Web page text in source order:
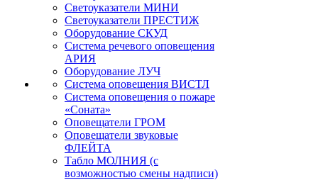
Светоуказатели МИНИ
Светоуказатели ПРЕСТИЖ
Оборудование СКУД
Система речевого оповещения
АРИЯ
Оборудование ЛУЧ
Система оповещения ВИСТЛ
Система оповещения о пожаре
«Соната»
Оповещатели ГРОМ
Оповещатели звуковые
ФЛЕЙТА
Табло МОЛНИЯ (с
возможностью смены надписи)